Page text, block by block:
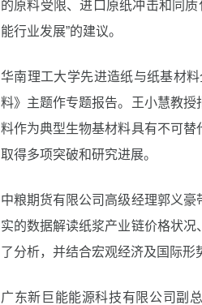
的原料受限、进口原纸冲击和同质
能行业发展”的建议。
华南理工大学先进造纸与纸基材
料》主题作专题报告。王小慧教
料作为典型生物基材料具有不可
取得多项突破和研究进展。
中粮期货有限公司高级经理郭义
实的数据解读纸浆产业链价格状
了分析，并结合宏观经济及国际形
广东新巨能能源科技有限公司副